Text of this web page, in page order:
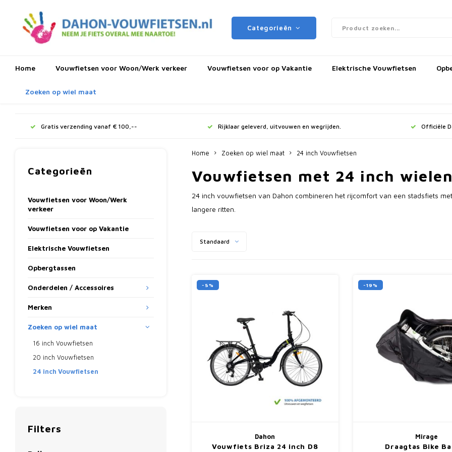
Categorieën
Home Vouwfietsen voor Woon/Werk verkeer Vouwfietsen voor op Vakantie Elektrische Vouwfietsen
Zoeken op wiel maat
Gratis verzending vanaf € 100,-- Rijklaar geleverd, uitvouwen en wegrijden. Officiële
Categorieën
Vouwfietsen voor Woon/Werk
verkeer
Vouwfietsen voor op Vakantie
Elektrische Vouwfietsen
Opbergtassen
Onderdelen / Accessoires
Merken
Zoeken op wiel maat
16 inch Vouwfietsen
20 inch Vouwfietsen
24 inch Vouwfietsen
Filters
Home Zoeken op wiel maat 24 inch Vouwfietsen
Vouwfietsen met 24 inch
24 inch vouwfietsen van Dahon combineren het rijcomfort van een stadsfiets
langere ritten.
Standaard
-5%
Dahon
Vouwfiets Briza 24 inch D8
-19%
Mirage
Draagtas Bike